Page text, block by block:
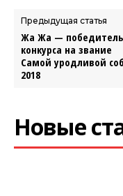
Предыдущая статья
Жа Жа — победитель
конкурса на звание
Самой уродливой
2018
Новые